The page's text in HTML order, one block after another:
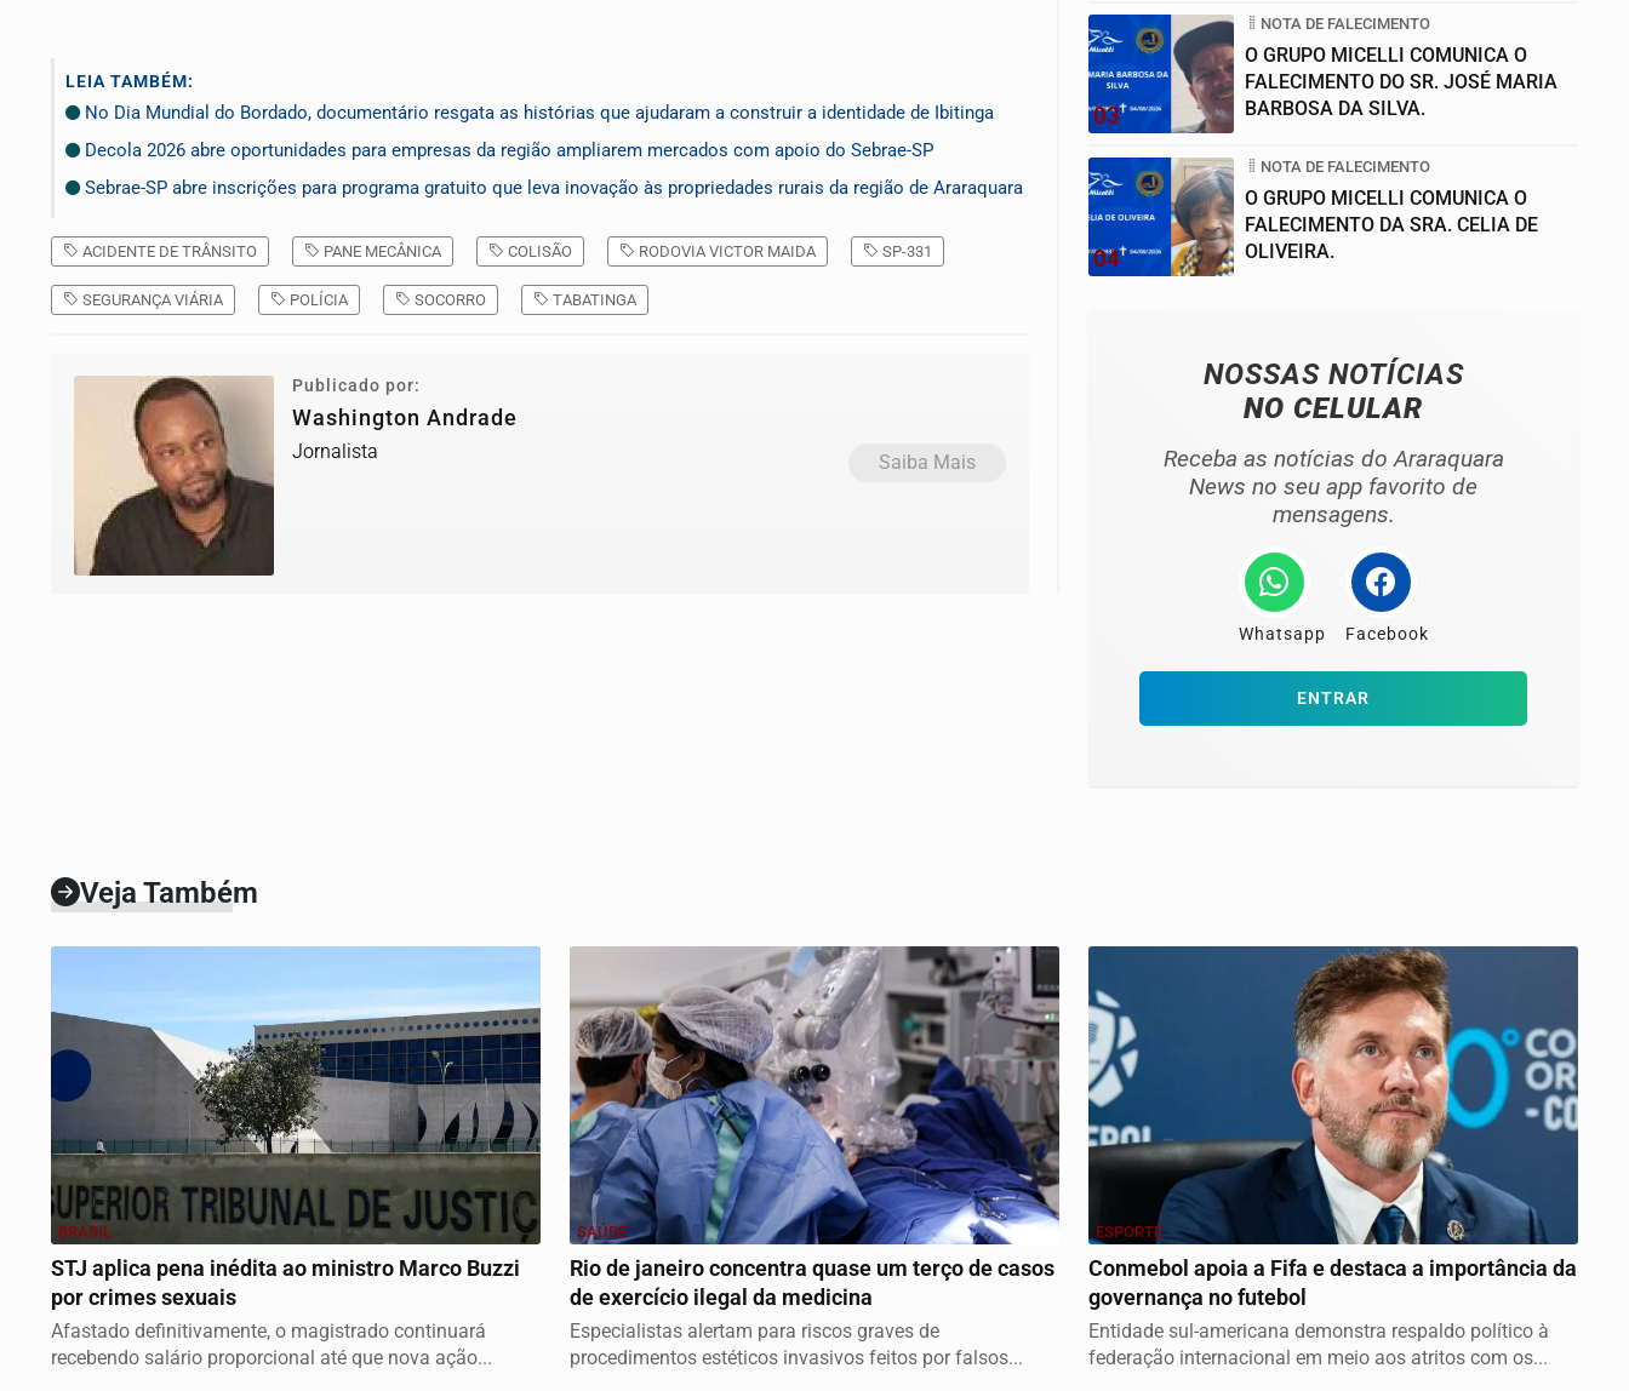
LEIA TAMBÉM:
No Dia Mundial do Bordado, documentário resgata as histórias que ajudaram a construir a identidade de Ibitinga
Decola 2026 abre oportunidades para empresas da região ampliarem mercados com apoio do Sebrae-SP
Sebrae-SP abre inscrições para programa gratuito que leva inovação às propriedades rurais da região de Araraquara
ACIDENTE DE TRÂNSITO PANE MECÂNICA COLISÃO RODOVIA VICTOR MAIDA SP-331
SEGURANÇA VIÁRIA POLÍCIA SOCORRO TABATINGA
Publicado por:
Washington Andrade
Jornalista Saiba Mais
03
NOTA DE FALECIMENTO
O GRUPO MICELLI COMUNICA O
FALECIMENTO DO SR. JOSÉ MARIA
BARBOSA DA SILVA.
04
NOTA DE FALECIMENTO
O GRUPO MICELLI COMUNICA O
FALECIMENTO DA SRA. CELIA DE
OLIVEIRA.
NOSSAS NOTÍCIAS
NO CELULAR
Receba as notícias do Araraquara
News no seu app favorito de
mensagens.
Whatsapp Facebook
ENTRAR
Veja Também
BRASIL
STJ aplica pena inédita ao ministro Marco Buzzi
por crimes sexuais
Afastado definitivamente, o magistrado continuará
recebendo salário proporcional até que nova ação...
SAÚDE
Rio de janeiro concentra quase um terço de casos
de exercício ilegal da medicina
Especialistas alertam para riscos graves de
procedimentos estéticos invasivos feitos por falsos...
ESPORTE
Conmebol apoia a Fifa e destaca a importância da
governança no futebol
Entidade sul-americana demonstra respaldo político à
federação internacional em meio aos atritos com os...